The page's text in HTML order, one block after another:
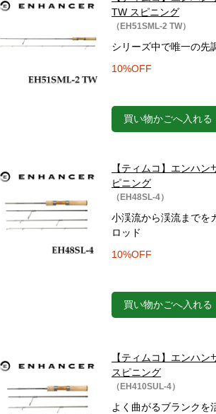
TW スピニング
（EH51SML-2 TW）
シリーズ中で唯一の先
10%OFF
買い物かごへ入れる
【ティムコ】エンハン
ピニング
（EH48SL-4）
小渓流から渓流までを
ロッド
10%OFF
買い物かごへ入れる
【ティムコ】エンハ
スピニング
（EH410SUL-4）
よく曲がるブランクを